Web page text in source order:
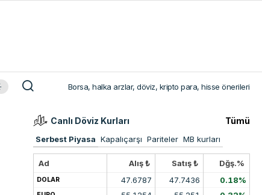
Borsa, halka arzlar, döviz, kripto para, hisse önerileri
Canlı Döviz Kurları Tümü
Serbest Piyasa Kapalıçarşı Pariteler MB kurları
Ad Alış ₺ Satış ₺ Dğş.%
DOLAR 47.6787 47.7436 0.18%